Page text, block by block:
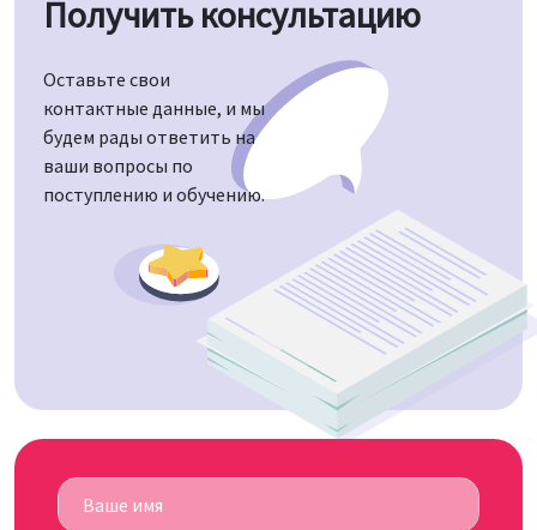
Получить консультацию
Оставьте свои
контактные данные, и мы
будем рады ответить на
ваши вопросы по
поступлению и обучению.